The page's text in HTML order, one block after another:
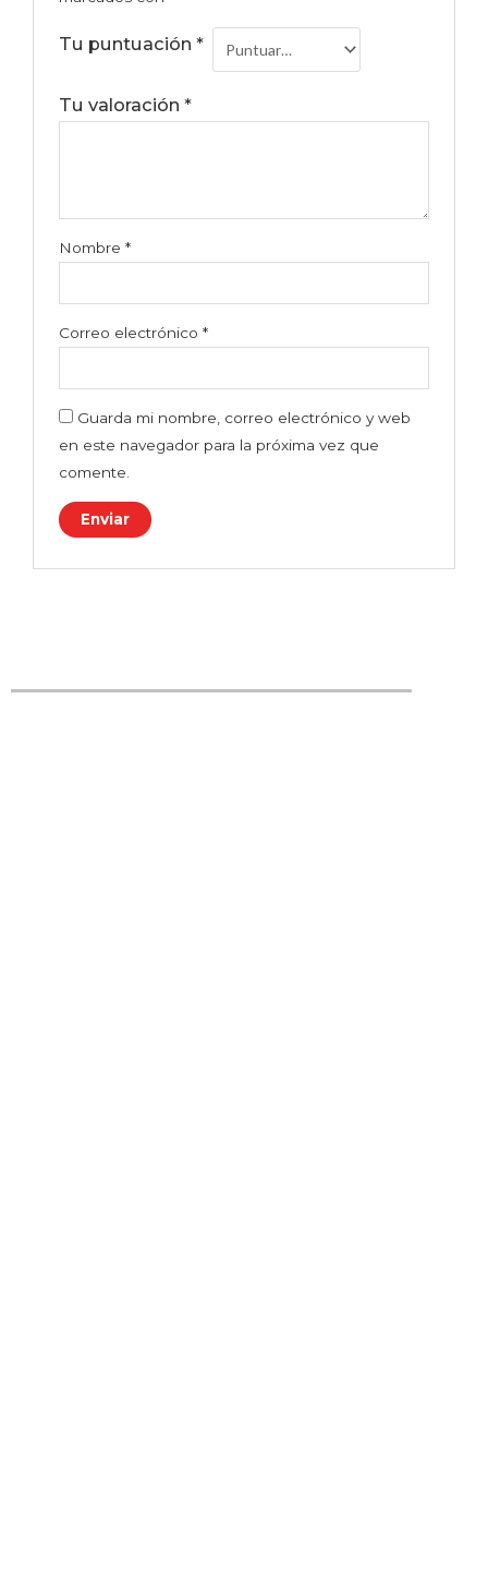
Tu puntuación *
Tu valoración *
Nombre *
Correo electrónico *
Guarda mi nombre, correo electrónico y web
en este navegador para la próxima vez que
comente.